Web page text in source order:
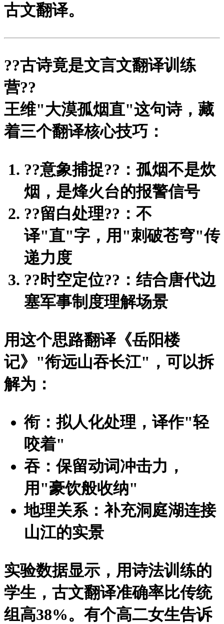
古文翻译。
??古诗竟是文言文翻译训练
营??
王维"大漠孤烟直"这句诗，藏
着三个翻译核心技巧：
??意象捕捉??：孤烟不是炊
烟，是烽火台的报警信号
??留白处理??：不
译"直"字，用"刺破苍穹"传
递力度
??时空定位??：结合唐代边
塞军事制度理解场景
用这个思路翻译《岳阳楼
记》"衔远山吞长江"，可以拆
解为：
衔：拟人化处理，译作"轻
咬着"
吞：保留动词冲击力，
用"豪饮般收纳"
地理关系：补充洞庭湖连接
山江的实景
实验数据显示，用诗法训练的
学生，古文翻译准确率比传统
组高38%。有个高二女生告诉